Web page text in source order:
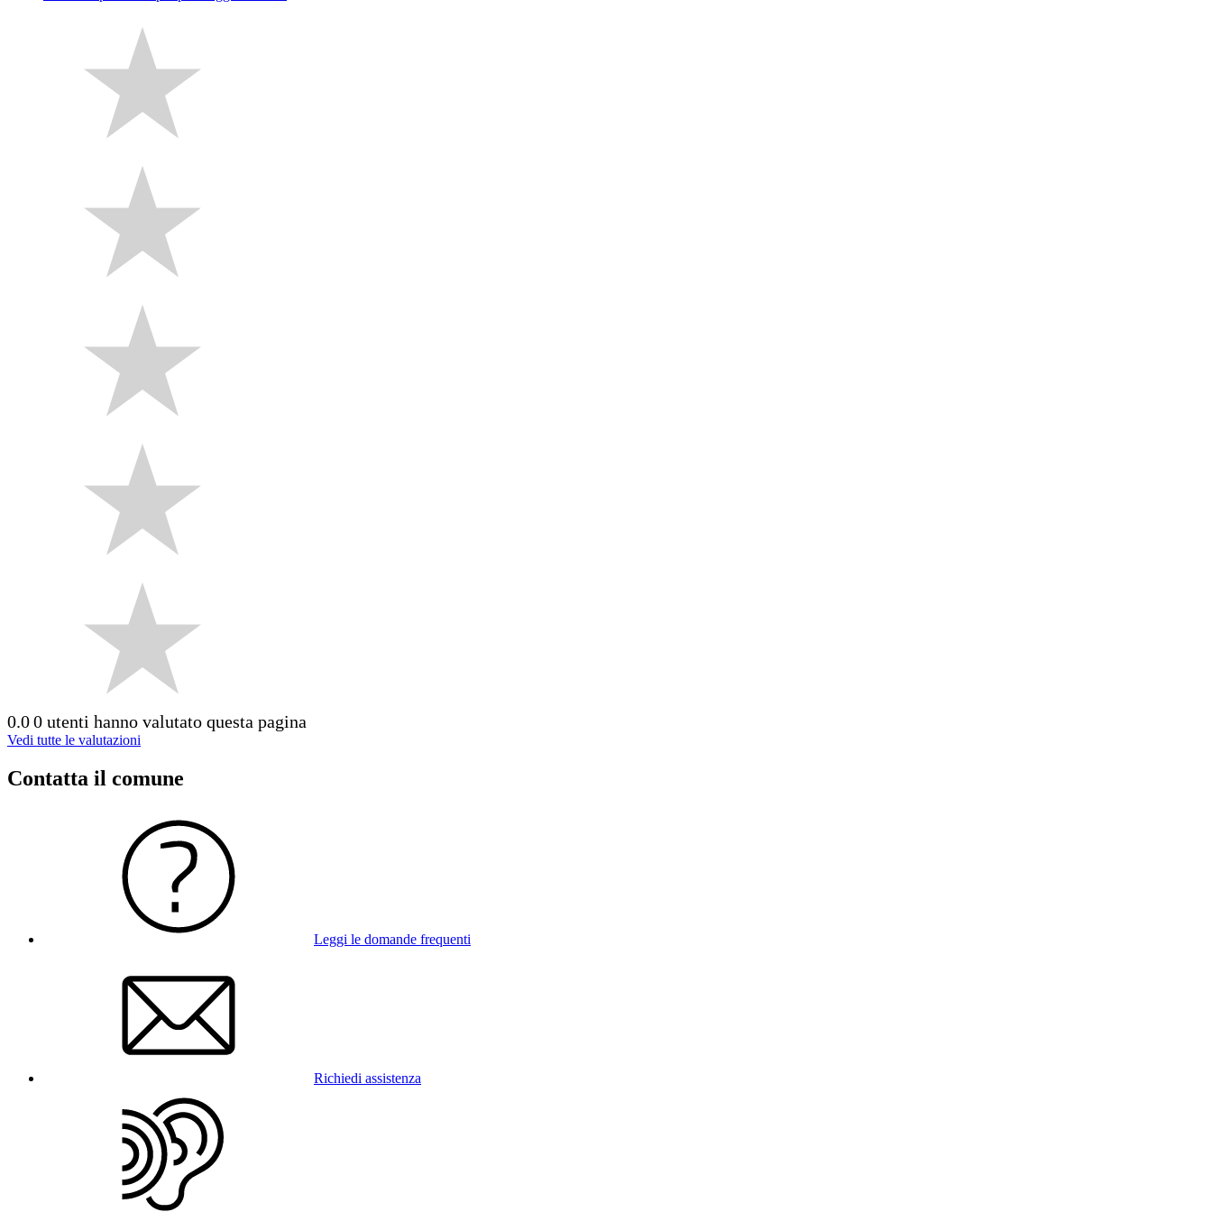
0.00 utenti hanno valutato questa pagina
Vedi tutte le valutazioni
Contatta il comune
Leggi le domande frequenti
Richiedi assistenza